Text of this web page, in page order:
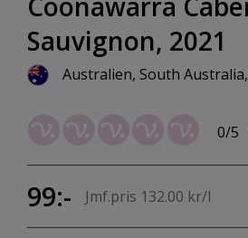
Sauvignon, 2021
Australien, South
0/5
99:- Jmf.pris 132.00 kr/l